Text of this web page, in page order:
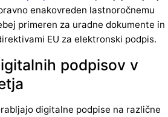
enakovreden lastnoročnemu
primeren za uradne dokumente in
EU za elektronski podpis.
podpisov v
digitalne podpise na različne